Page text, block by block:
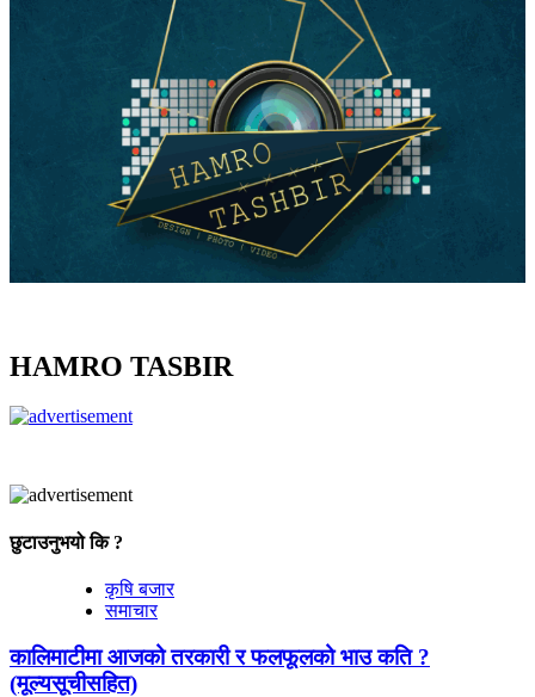
HAMRO TASBIR
छुटाउनुभयो कि ?
कृषि बजार
समाचार
कालिमाटीमा आजको तरकारी र फलफूलको भाउ कति ?
(मूल्यसूचीसहित)